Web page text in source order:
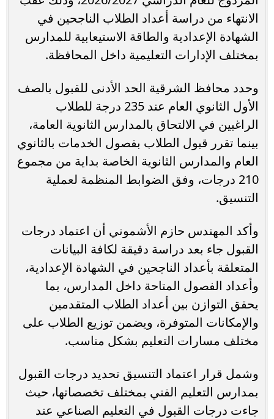
الانتهاء من دراسة أعداد الطلاب الناجحين في
الشهادة الإعدادية والطاقة الاستيعابية للمدارس
بمختلف الإدارات التعليمية داخل المحافظة.
وحدد محافظ الشرقية الحد الأدنى للقبول بالصف
الأول الثانوي العام عند 235 درجة للطلاب
الراغبين في الالتحاق بالمدارس الثانوية العامة،
بينما تقرر قبول الطلاب بفصول الخدمات بالثانوي
العام والمدارس الثانوية الخاصة بداية من مجموع
210 درجات، وفق الضوابط المنظمة لعملية
التنسيق.
وأكد المهندس حازم الأشموني أن اعتماد درجات
القبول جاء بعد دراسة دقيقة لكافة البيانات
المتعلقة بأعداد الناجحين في الشهادة الإعدادية،
وأعداد الفصول المتاحة داخل المدارس، بما
يحقق التوازن بين أعداد الطلاب المتقدمين
والإمكانات المتوفرة، ويضمن توزيع الطلاب على
مختلف مسارات التعليم بشكل مناسب.
وشمل قرار اعتماد التنسيق تحديد درجات القبول
بمدارس التعليم الفني بمختلف تخصصاتها، حيث
جاءت درجات القبول في التعليم الصناعي عند